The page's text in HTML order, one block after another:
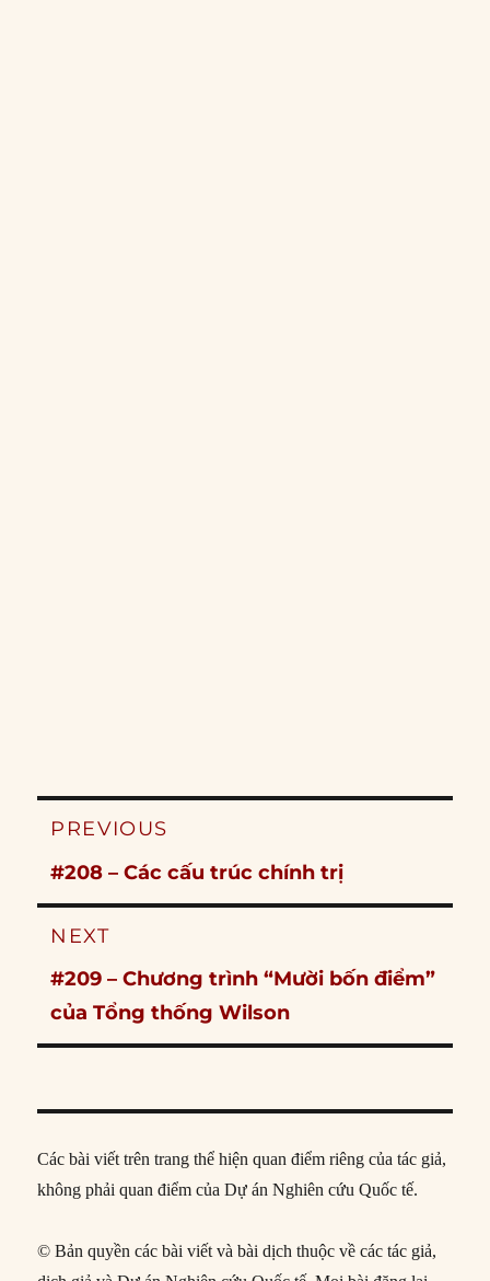
Post
PREVIOUS
Previous
post:
#208 – Các cấu trúc chính trị
NEXT
Next
post:
#209 – Chương trình “Mười bốn điểm”
của Tổng thống Wilson
Các bài viết trên trang thể hiện quan điểm riêng của tác giả,
không phải quan điểm của Dự án Nghiên cứu Quốc tế.
© Bản quyền các bài viết và bài dịch thuộc về các tác giả,